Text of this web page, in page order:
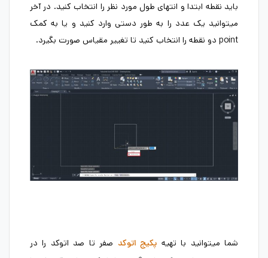
باید نقطه ابتدا و انتهای طول مورد نظر را انتخاب کنید. در آخر
میتوانید یک عدد را به طور دستی وارد کنید و یا به کمک
point دو نقطه را انتخاب کنید تا تغییر مقیاس صورت بگیرد.
شما میتوانید با تهیه پکیج اتوکد صفر تا صد اتوکد را در